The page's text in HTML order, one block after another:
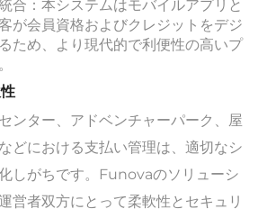
合：本システムはモバイルアプリと
が会員資格およびクレジットをデジ
ため、より現代的で利便性の高いプ
ンター、アドベンチャーパーク、屋
どにおける支払い管理は、適切なシ
しがちです。Funovaのソリューシ
営者双方にとって柔軟性とセキュリ